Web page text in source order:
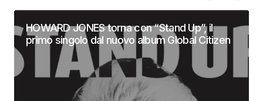
HOWARD JONES torna con “Stand Up”, il
primo singolo dal nuovo album Global Citizen